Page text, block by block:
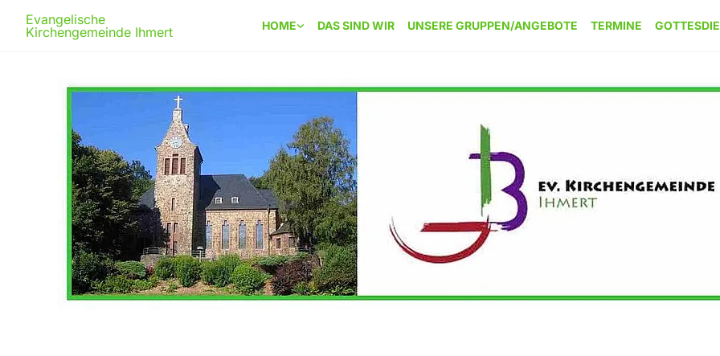
Evangelische
Kirchengemeinde Ihmert
HOME DAS SIND WIR UNSERE GRUPPEN/ANGEBOTE TERMINE